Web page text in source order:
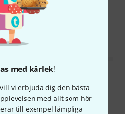
med kärlek!
vi erbjuda dig den bästa
med allt som hör
till exempel lämpliga
på huven på blandarlådan
RECENSION